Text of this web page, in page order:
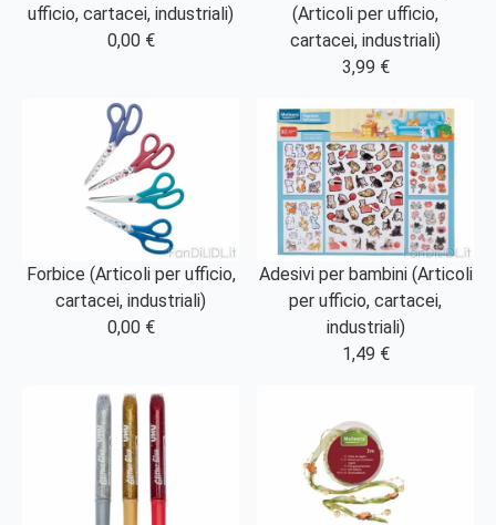
ufficio, cartacei, industriali)
0,00 €
(Articoli per ufficio,
cartacei, industriali)
3,99 €
Forbice (Articoli per ufficio,
cartacei, industriali)
0,00 €
Adesivi per bambini (Articoli
per ufficio, cartacei,
industriali)
1,49 €